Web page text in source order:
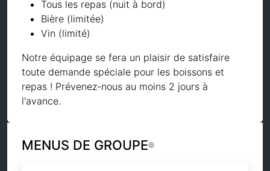
Tous les repas (nuit à bord)
Bière (limitée)
Vin (limité)
Notre équipage se fera un plaisir de satisfaire
toute demande spéciale pour les boissons et
repas ! Prévenez-nous au moins 2 jours à
l'avance.
MENUS DE GROUPE